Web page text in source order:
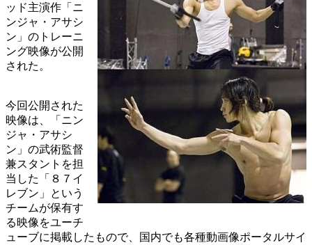
ッド主演作「ニ
ンジャ・アサシ
ン」のトレーニ
ング映像が公開
された。
今回公開された
映像は、「ニン
ジャ・アサシ
ン」の武術監督
兼スタントを担
当した「８７イ
レブン」という
チームが保有す
る映像をユーチ
ューブに掲載したもので、国内でも各種動画像ポータルサイ